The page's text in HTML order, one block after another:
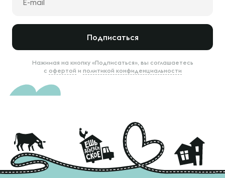
Подписаться
Нажимая на кнопку «Подписаться», вы соглашаетесь
с офертой и политикой конфиденциальности